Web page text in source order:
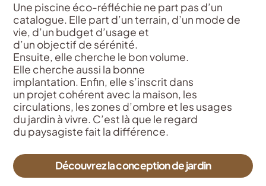
Une piscine éco-réfléchie ne part pas d’un
catalogue. Elle part d’un terrain, d’un mode de
vie, d’un budget d’usage et
d’un objectif de sérénité.
Ensuite, elle cherche le bon volume.
Elle cherche aussi la bonne
implantation. Enfin, elle s’inscrit dans
un projet cohérent avec la maison, les
circulations, les zones d’ombre et les usages
du jardin à vivre. C’est là que le regard
du paysagiste fait la différence.
Découvrez la conception de jardin